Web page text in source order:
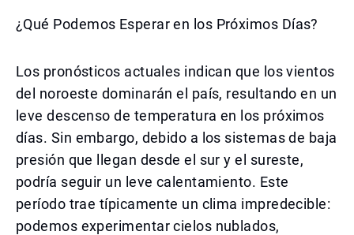
¿Qué Podemos Esperar en los Próximos Días?
Los pronósticos actuales indican que los vientos
del noroeste dominarán el país, resultando en un
leve descenso de temperatura en los próximos
días. Sin embargo, debido a los sistemas de baja
presión que llegan desde el sur y el sureste,
podría seguir un leve calentamiento. Este
período trae típicamente un clima impredecible:
podemos experimentar cielos nublados,